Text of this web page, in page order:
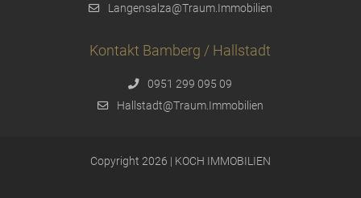
Langensalza@Traum.Immobilien
Kontakt Bamberg / Hallstadt
0951 299 095 09
Hallstadt@Traum.Immobilien
Copyright 2026 | KOCH IMMOBILIEN